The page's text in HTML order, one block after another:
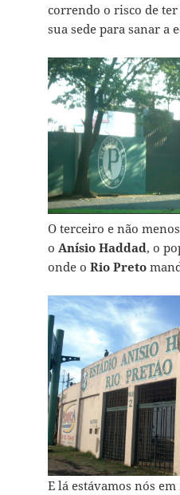
correndo o risco de
sua sede para sanar a
O terceiro e não
o Anísio Haddad, o
onde o Rio Preto
E lá estávamos nós